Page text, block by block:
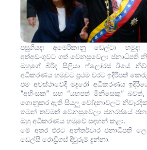
පසුගියදා අමෙරිකානු ඩෙල්ටා
අත්අඩංගුවට ගත් වෙනසුවෙලා ජනාධිපති
ඔහුගේ බිරිඳ සිලියා ෆ්ලෝරස් ඊයේ
අධිකරණය හමුවට ප්‍රථම වරට ඉදිරිපත්
එම අවස්ථාවේදී මදුරෝ අධිකරණය
“අහිංසක” සහ “යහපත් මිනිසෙකු”
ගොනුකර ඇති සියලු චෝදනාවලට
තමන් තවමත් වෙනසුවෙලා ජනරජයේ
ඔහු අධිකරණය හමුවේ සඳහන් කළා.
මේ අතර එරට අන්තර්වාර ජනාධිපති
ඩෙල්සි රොඩ්‍රිගස් දිවුරුම් දුන්නා.